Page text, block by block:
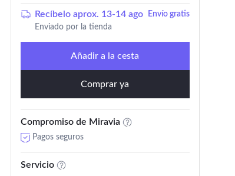
Recíbelo aprox. 13-14 ago
Envío gratis
Enviado por la tienda
Añadir a la cesta
Comprar ya
Compromiso de Miravia
Pagos seguros
Servicio